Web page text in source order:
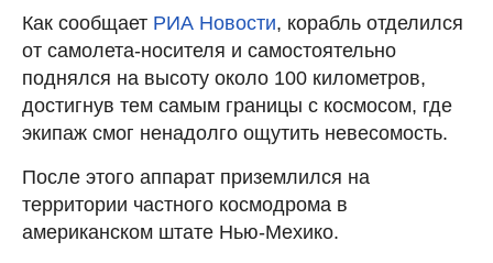
Как сообщает РИА Новости, корабль отделился
от самолета-носителя и самостоятельно
поднялся на высоту около 100 километров,
достигнув тем самым границы с космосом, где
экипаж смог ненадолго ощутить невесомость.
После этого аппарат приземлился на
территории частного космодрома в
американском штате Нью-Мехико.